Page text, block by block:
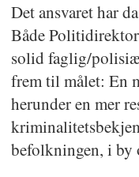
Det ansvaret har
Både
solid faglig/
frem til målet: En
herunder en mer
befolkningen, i by